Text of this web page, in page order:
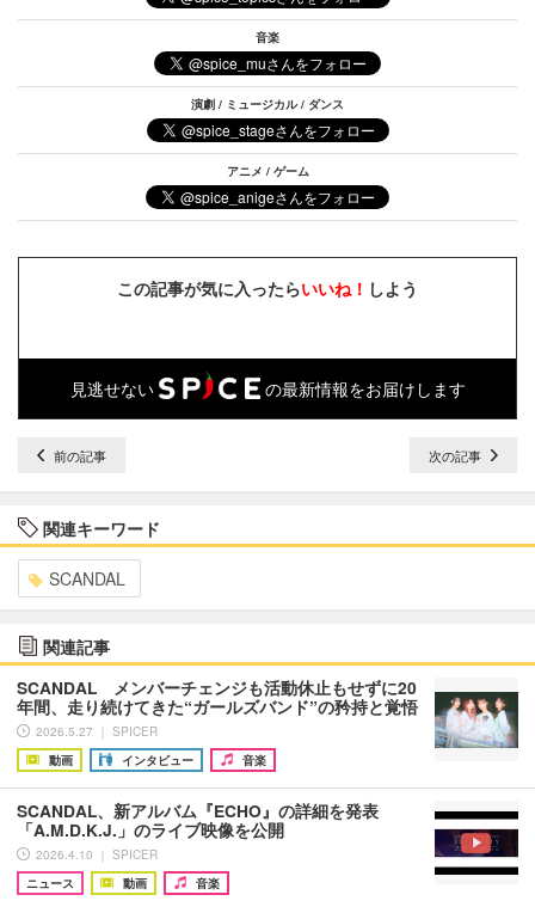
音楽
演劇 / ミュージカル / ダンス
アニメ / ゲーム
この記事が気に入ったらいいね！ しよう
見逃せない の最新情報をお届けします
前の記事 次の記事
関連キーワード
SCANDAL
関連記事
SCANDAL メンバーチェンジも活動休止もせずに20
年間、走り続けてきた“ガールズバンド”の矜持と覚悟
2026.5.27 ｜ SPICER
動画
インタビュー 音楽
SCANDAL、新アルバム『ECHO』の詳細を発表
「A.M.D.K.J.」のライブ映像を公開
2026.4.10 ｜ SPICER
ニュース
動画 音楽